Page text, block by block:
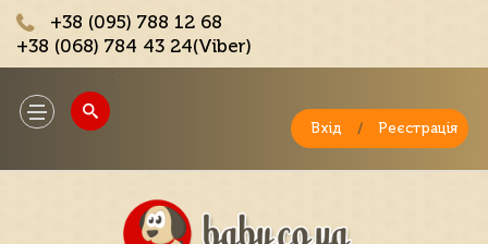
+38 (095) 788 12 68
+38 (068) 784 43 24(Viber)
Toggle
navigation
Вхід / Реєстрація